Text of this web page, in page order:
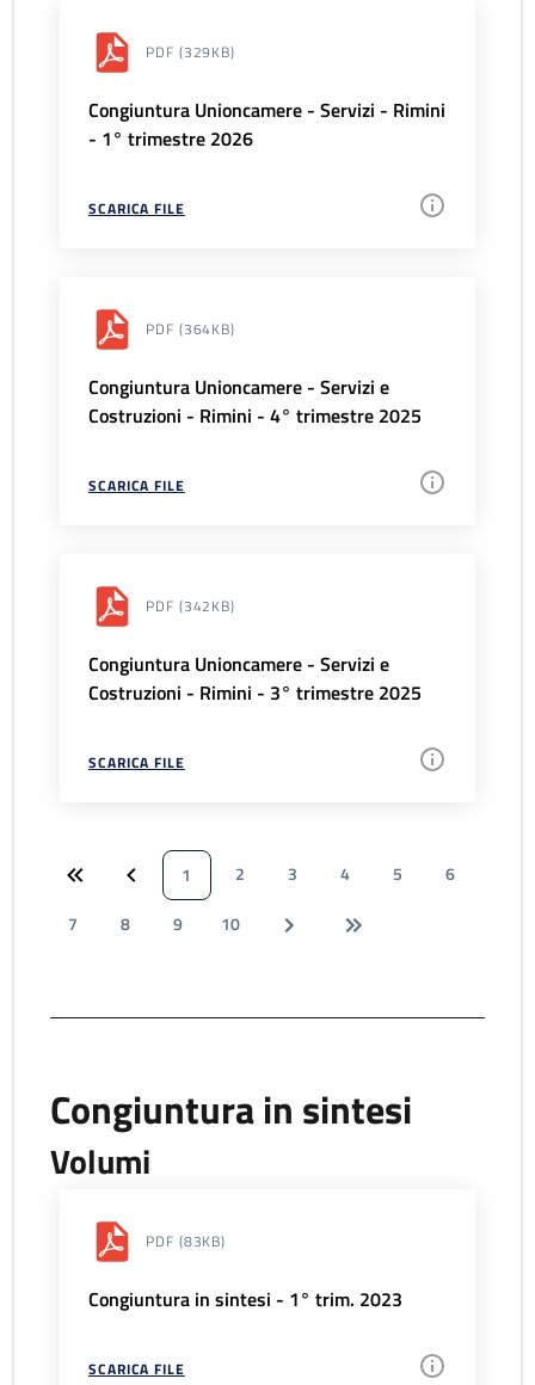
PDF (329KB)
Congiuntura Unioncamere - Servizi - Rimini
- 1° trimestre 2026
SCARICA FILE
PDF (364KB)
Congiuntura Unioncamere - Servizi e
Costruzioni - Rimini - 4° trimestre 2025
SCARICA FILE
PDF (342KB)
Congiuntura Unioncamere - Servizi e
Costruzioni - Rimini - 3° trimestre 2025
SCARICA FILE
1 2 3 4 5
6
7
8 9 10
Congiuntura in sintesi
Volumi
PDF (83KB)
Congiuntura in sintesi - 1° trim. 2023
SCARICA FILE